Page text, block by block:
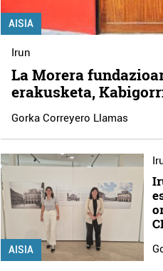
AISIA
Irun
La Morera
erakusketa,
Gorka Correyero Llamas
AISIA